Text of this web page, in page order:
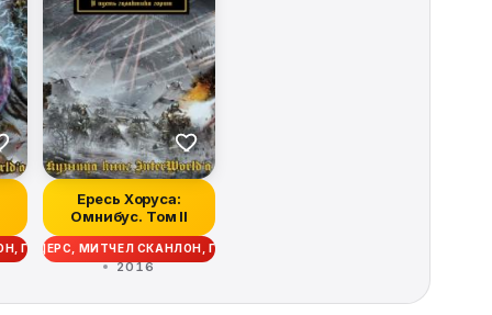
ДАНН, ЛОРИ ГОЛДИНГ, АЛАН МЕРРЕТ
ЭНДИ СМАЙЛИ
СМАЙЛИ, ДЖЕЙМС СВАЛЛОУ, ЭНТОНИ РЕЙНОЛЬДС, КРИСТИАН ДАНН,
ЛОРИ ГОЛДИНГ
ГЭВ ТОРП, ДЭВИД ЭННЕНДЕЙЛ, МЭТТЬЮ ФАРРЕР, ЭНДИ СМАЙЛИ,
Ересь Хоруса:
Омнибус. Том II
МИТЧЕЛ СКАНЛОН, ГЭВ ТОРП, ДЭВИД ЭННЕНДЕЙЛ,
2016